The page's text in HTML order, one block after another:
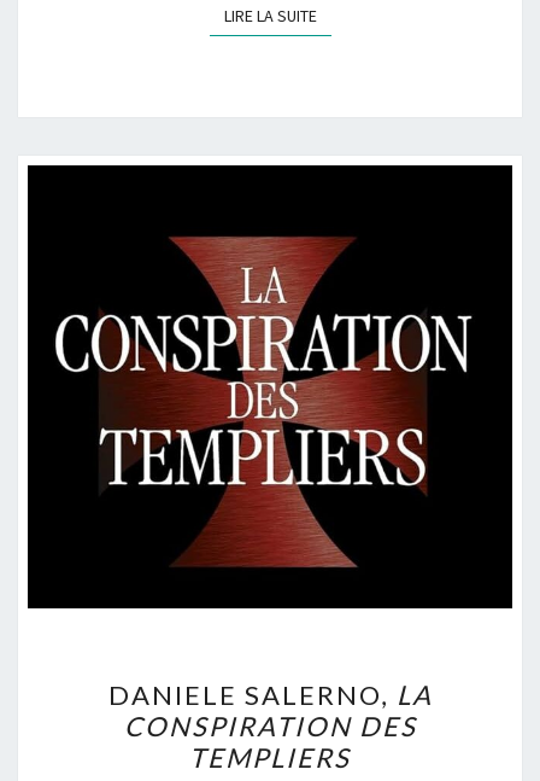
LIRE LA SUITELIRE LA SUITE
SALERNO,
LA
CONSPIRATION
DANIELE SALERNO, LA
CONSPIRATION DES
TEMPLIERS